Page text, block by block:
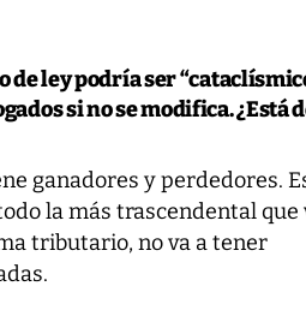
de ley podría ser
si no se modifica. ¿Está
ganadores y perdedores.
la más trascendental que
tributario, no va a tener